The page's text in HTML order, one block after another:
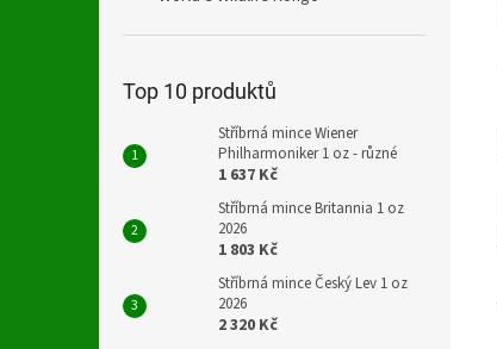
Top 10 produktů
Stříbrná mince Wiener
Philharmoniker 1 oz - různé
1 637 Kč
Stříbrná mince Britannia 1 oz
2026
1 803 Kč
Stříbrná mince Český Lev 1 oz
2026
2 320 Kč